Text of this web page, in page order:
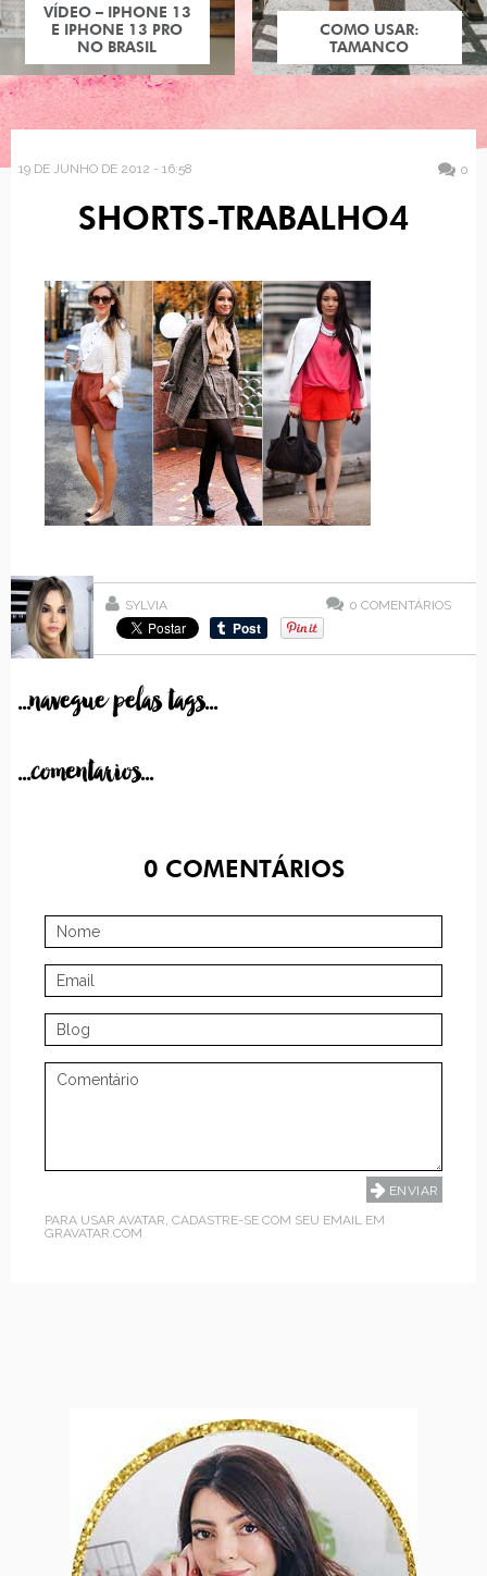
VÍDEO – IPHONE 13
E IPHONE 13 PRO
NO BRASIL
COMO USAR:
TAMANCO
19 DE JUNHO DE 2012 - 16:58 0
SHORTS-TRABALHO4
SYLVIA 0 COMENTÁRIOS
...navegue pelas tags...
...comentarios...
0COMENTÁRIOS
PARA USAR AVATAR, CADASTRE-SE COM SEU EMAIL EM
GRAVATAR.COM